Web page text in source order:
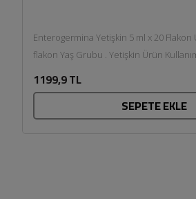
Enterogermina Yetişkin 5 ml x 20 Flakon Ürün Boyutu . 5 x 20
flakon Yaş Grubu . Yetişkin Ürün Kullanım Şekli .
1199,9 TL
SEPETE EKLE